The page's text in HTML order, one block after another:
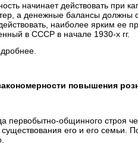
начинает действовать при
а денежные балансы должны
наиболее ярким ее
в СССР в начале 1930-х гг.
повышения
первобытно-общинного строя
его и его семьи.